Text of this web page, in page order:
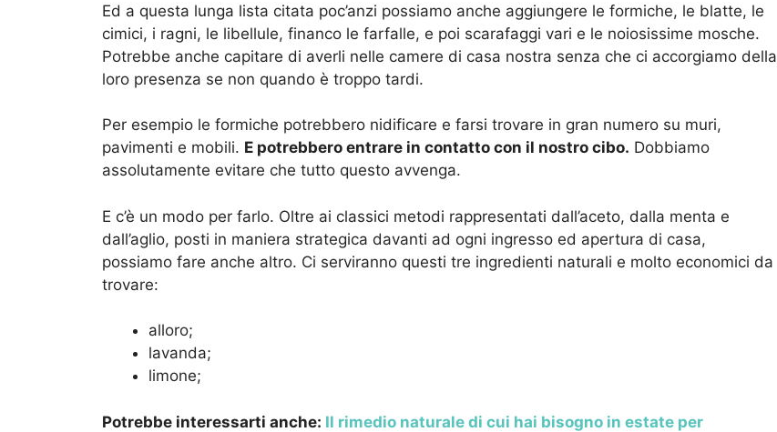
Ed a questa lunga lista citata poc’anzi possiamo anche aggiungere le formiche, le blatte, le
cimici, i ragni, le libellule, financo le farfalle, e poi scarafaggi vari e le noiosissime mosche.
Potrebbe anche capitare di averli nelle camere di casa nostra senza che ci accorgiamo della
loro presenza se non quando è troppo tardi.
Per esempio le formiche potrebbero nidificare e farsi trovare in gran numero su muri,
pavimenti e mobili. E potrebbero entrare in contatto con il nostro cibo. Dobbiamo
assolutamente evitare che tutto questo avvenga.
E c’è un modo per farlo. Oltre ai classici metodi rappresentati dall’aceto, dalla menta e
dall’aglio, posti in maniera strategica davanti ad ogni ingresso ed apertura di casa,
possiamo fare anche altro. Ci serviranno questi tre ingredienti naturali e molto economici da
trovare:
alloro;
lavanda;
limone;
Potrebbe interessarti anche: Il rimedio naturale di cui hai bisogno in estate per